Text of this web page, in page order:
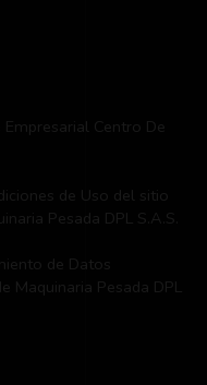
Centro De
de Uso del sitio
Pesada DPL S.A.S.
de Datos
Maquinaria Pesada DPL